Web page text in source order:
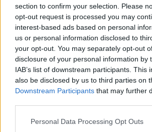
section to confirm your selection. Please
opt-out request is processed you may
interest-based ads based on personal
us or personal information disclosed to
your opt-out. You may separately opt-out
disclosure of your personal information by
IAB’s list of downstream participants. This
also be disclosed by us to third parties on
Downstream Participants that may further
Please note that this website/app uses one
Personal Data Processing Opt Outs
Dixon segítette Kokót
jutni a híres Chess Recordsnál. A
jelent meg 1965-ben első
legnagyobb sikerével, a Wang
val, amely egymillió példányban
Ugyancsak híres dalai közé
Kind of Man is This és az I Got
1975-ben szerződött az Alligator
amely mellett haláláig kitartott.
albuma 2007-ben jelent meg. A
nemzedék olyan énekesnői